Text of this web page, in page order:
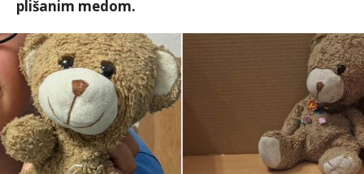
plišanim medom.